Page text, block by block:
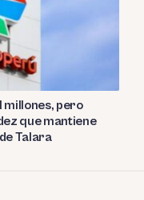
millones, pero
que mantiene
Talara